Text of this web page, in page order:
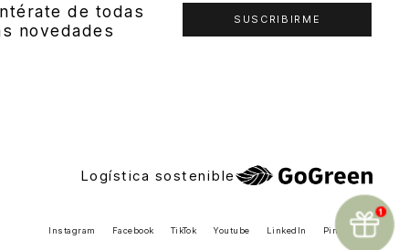
de todas
novedades
SUSCRIBIRME
Logística sostenible
Instagram Facebook TikTok Youtube LinkedIn Pinterest